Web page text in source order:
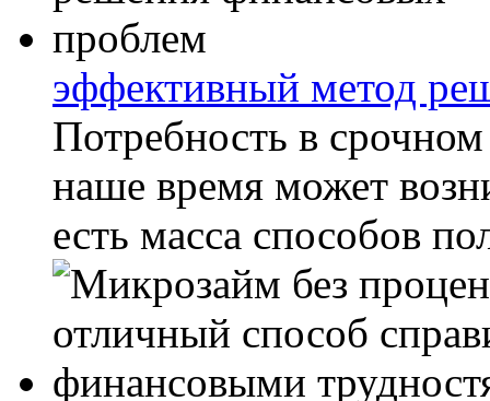
эффективный метод
Потребность в
наше время может
есть масса способов